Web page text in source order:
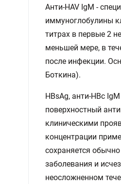
Анти-HAV IgM -
иммуноглобулины
титрах в первые 2
меньшей мере, в
после инфекции.
Боткина).
HBsAg, анти-HBc
поверхностный
клиническими
концентрации
сохраняется
заболевания и
неосложненном